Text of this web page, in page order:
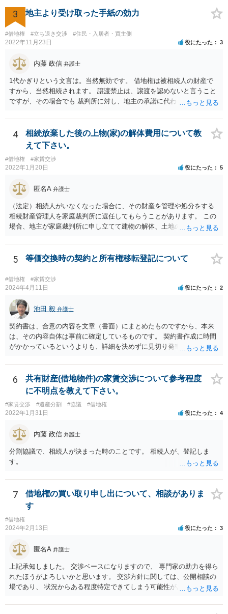
3 地主より受け取った手紙の効力
#借地権 #立ち退き交渉 #住民・入居者・買主側
2022年11月23日 役にたった 3
内藤 政信 弁護士
1代かぎりという文言は。当然無効です。 借地権は被相続人の財産で
すから、当然相続されます。 譲渡禁止は、譲渡を認めないと言うこと
ですが、その場合でも 裁判所に対し、地主の承諾に代わる許可を求め
されるので消滅することはありません。
4
相続放棄した後の上物(家)の解体費用について教
えて下さい。
#借地権 #家賃交渉
2022年1月20日 役にたった 5
匿名A 弁護士
（法定）相続人がいなくなった場合に、その財産を管理や処分をする
相続財産管理人を家庭裁判所に選任してもらうことがあります。 この
場合、地主が家庭裁判所に申し立てて建物の解体、土地の明け渡しを
財産を持っていればその財産から解体費用を出すことも考えられます
が、なければ、事実上地主が出さざるを得なくなると思います。
5 等価交換時の契約と所有権移転登記について
#借地権 #家賃交渉
2024年4月11日 役にたった 2
池田 毅 弁護士
契約書は、合意の内容を文章（書面）にまとめたものですから、本来
は、その内容自体は事前に確定しているものです。 契約書作成に時間
がかかっているというよりも、詳細を決めずに見切り発車をしてしま
で、地代の支払い時期、方法などきちんと「確定」して覚書にしてお
く方が安全だろうと思います。 所有権移転登記を先行させることのデ
メリットというよりも、詳細についての取り決めがないこと自体がデ
メリット（どのようなトラブル（相手の言い分）がでてくるかが分か
らない）なので、まずはそこをきちんとしたほうがよいと思います。
6
共有財産(借地物件)の家賃交渉について参考程度
に不明点を教えて下さい。
#家賃交渉 #遺産分割 #協議 #借地権
2022年1月31日 役にたった 4
内藤 政信 弁護士
分割協議で、相続人が決まった時のことです。 相続人が、登記しま
す。
7
借地権の買い取り申し出について、相談がありま
す
#借地権
2024年2月13日 役にたった 3
匿名A 弁護士
上記承知しました。 交渉ベースになりますので、 専門家の助力を得ら
れたほうがよろしいかと思います。 交渉方針に関しては、公開相談の
場であり、 状況からある程度特定できてしまう可能性があり、 相手方
いたします。